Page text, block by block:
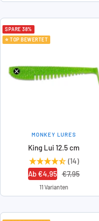
SPARE 38%
⭐ TOP BEWERTET
MONKEY LURES
King Lui 12.5 cm
(14)
Angebotspreis
Ab €4,95 Regulärer
Preis
€7,95
11 Varianten